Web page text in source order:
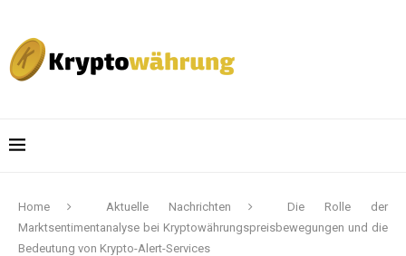
Home Aktuelle Nachrichten
Die Rolle der
Marktsentimentanalyse bei Kryptowährungspreisbewegungen und die
Bedeutung von Krypto-Alert-Services